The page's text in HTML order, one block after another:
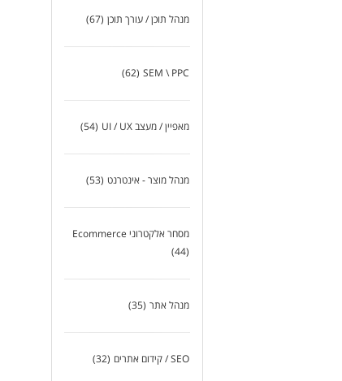
מנהל תוכן / עורך תוכן (67)
SEM \ PPC
(62)
מאפיין / מעצב UI / UX (54)
מנהל מוצר - אינטרנט (53)
מסחר אלקטרוני Ecommerce
(44)
מנהל אתר (35)
SEO / קידום אתרים (32)